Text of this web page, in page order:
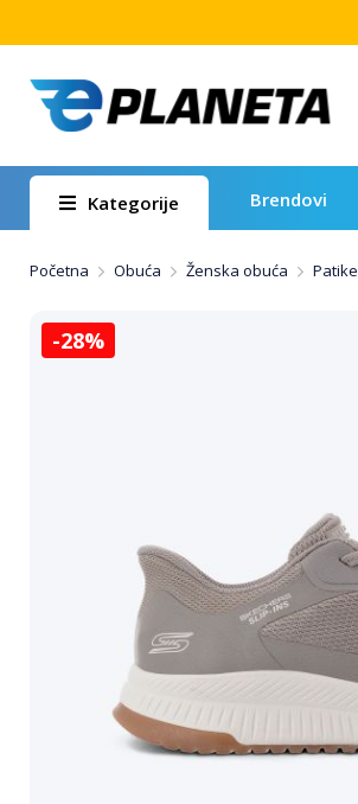
Kategorije Brendovi
Početna Obuća Ženska obuća Patike
-28%